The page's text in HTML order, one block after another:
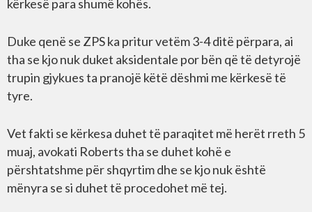
kërkesë para shumë kohës.
Duke qenë se ZPS ka pritur vetëm 3-4 ditë përpara, ai
tha se kjo nuk duket aksidentale por bën që të detyrojë
trupin gjykues ta pranojë këtë dëshmi me kërkesë të
tyre.
Vet fakti se kërkesa duhet të paraqitet më herët rreth 5
muaj, avokati Roberts tha se duhet kohë e
përshtatshme për shqyrtim dhe se kjo nuk është
mënyra se si duhet të procedohet më tej.